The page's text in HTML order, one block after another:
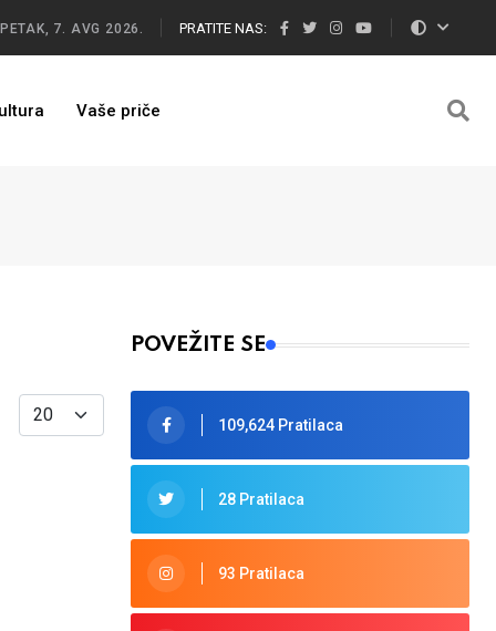
PETAK, 7. AVG 2026. PRATITE NAS:
Vaše priče
Display #
POVEŽITE SE
109,624 Pratilaca
28 Pratilaca
93 Pratilaca